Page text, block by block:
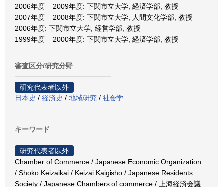
2006年度 – 2009年度: 下関市立大学, 経済学部, 教授
2007年度 – 2008年度: 下関市立大学, 人間文化学部, 教授
2006年度: 下関市立大学, 経営学部, 教授
1999年度 – 2000年度: 下関市立大学, 経済学部, 教授
審査区分/研究分野
研究代表者以外
日本史 / 経済史 / 地域研究 / 社会学
キーワード
研究代表者以外
Chamber of Commerce / Japanese Economic Organization
/ Shoko Keizaikai / Keizai Kaigisho / Japanese Residents
Society / Japanese Chambers of commerce / 上海経済会議